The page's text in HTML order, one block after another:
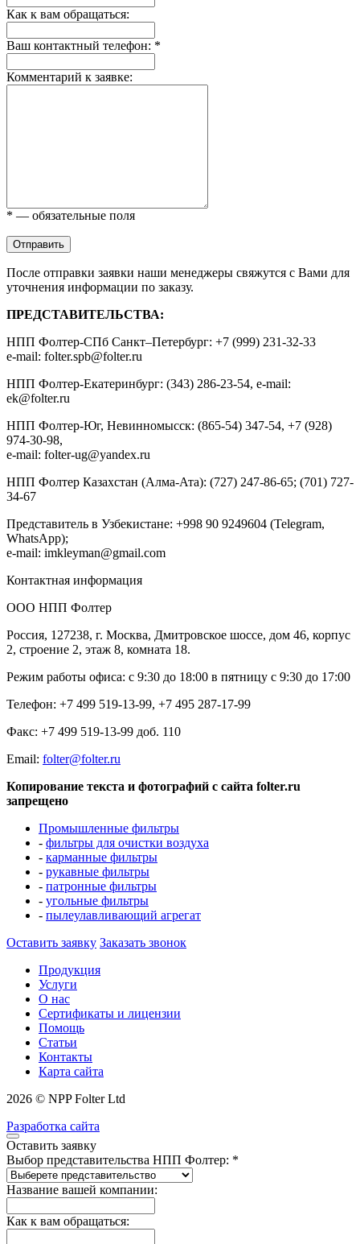
Как к вам обращаться:
Ваш контактный телефон: *
Комментарий к заявке:
* — обязательные поля
Отправить
После отправки заявки наши менеджеры свяжутся с Вами для
уточнения информации по заказу.
ПРЕДСТАВИТЕЛЬСТВА:
НПП Фолтер-СПб Санкт–Петербург: +7 (999) 231-32-33
e-mail: folter.spb@folter.ru
НПП Фолтер-Екатеринбург: (343) 286-23-54, e-mail:
ek@folter.ru
НПП Фолтер-Юг, Невинномысск: (865-54) 347-54, +7 (928)
974-30-98,
e-mail: folter-ug@yandex.ru
НПП Фолтер Казахстан (Алма-Ата): (727) 247-86-65; (701) 727-
34-67
Представитель в Узбекистане: +998 90 9249604 (Telegram,
WhatsApp);
e-mail: imkleyman@gmail.com
Контактная информация
ООО НПП Фолтер
Россия, 127238, г. Москва, Дмитровское шоссе, дом 46, корпус
2, строение 2, этаж 8, комната 18.
Режим работы офиса: с 9:30 до 18:00 в пятницу с 9:30 до 17:00
Телефон: +7 499 519-13-99, +7 495 287-17-99
Факс: +7 499 519-13-99 доб. 110
Еmail: folter@folter.ru
Копирование текста и фотографий с сайта folter.ru
запрещено
Промышленные фильтры
- фильтры для очистки воздуха
- карманные фильтры
- рукавные фильтры
- патронные фильтры
- угольные фильтры
- пылеулавливающий агрегат
Оставить заявку Заказать звонок
Продукция
Услуги
О нас
Сертификаты и лицензии
Помощь
Статьи
Контакты
Карта сайта
2026 © NPP Folter Ltd
Разработка сайта
Оставить заявку
Выбор представительства НПП Фолтер: *
Название вашей компании:
Как к вам обращаться: